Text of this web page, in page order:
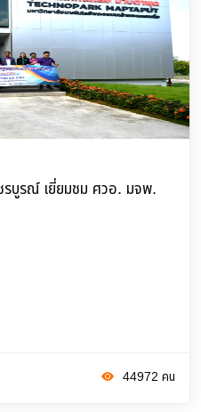
บูรณ์ เยี่ยมชม ศวอ. มจพ.
44972 คน